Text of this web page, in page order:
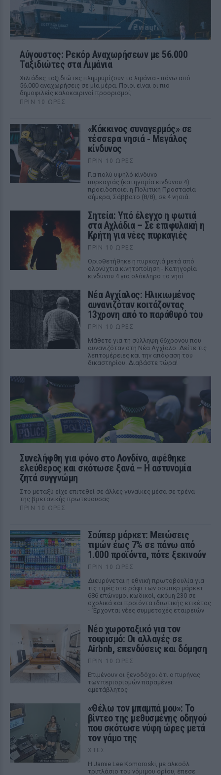
Αύγουστος: Ρεκόρ Αναχωρήσεων με 56.000
Ταξιδιώτες στα Λιμάνια
Χιλιάδες ταξιδιώτες πλημμυρίζουν τα λιμάνια - πάνω από
56.000 αναχωρήσεις σε μία μέρα. Ποιοι είναι οι πιο
δημοφιλείς καλοκαιρινοί προορισμοί;
ΠΡΙΝ 10 ΏΡΕΣ
«Κόκκινος συναγερμός» σε
τέσσερα νησιά ‑ Μεγάλος
κίνδυνος
ΠΡΙΝ 10 ΏΡΕΣ
Για πολύ υψηλό κίνδυνο
πυρκαγιάς (κατηγορία κινδύνου 4)
προειδοποιεί η Πολιτική Προστασία
σήμερα, Σάββατο (8/8), σε 4 νησιά.
Σητεία: Υπό έλεγχο η φωτιά
στα Αχλάδια – Σε επιφυλακή η
Κρήτη για νέες πυρκαγιές
ΠΡΙΝ 10 ΏΡΕΣ
Οριοθετήθηκε η πυρκαγιά μετά από
ολονύχτια κινητοποίηση - Κατηγορία
κινδύνου 4 για ολόκληρο το νησί
Νέα Αγχίαλος: Ηλικιωμένος
αυνανιζόταν κοιτάζοντας
13χρονη από το παράθυρό του
ΠΡΙΝ 10 ΏΡΕΣ
Μάθετε για τη σύλληψη 66χρονου που
αυνανιζόταν στη Νέα Αγχίαλο. Δείτε τις
λεπτομέρειες και την απόφαση του
δικαστηρίου. Διαβάστε τώρα!
Συνελήφθη για φόνο στο Λονδίνο, αφέθηκε
ελεύθερος και σκότωσε ξανά – Η αστυνομία
ζητά συγγνώμη
Στο μεταξύ είχε επιτεθεί σε άλλες γυναίκες μέσα σε τρένα
της βρετανικής πρωτεύουσας
ΠΡΙΝ 10 ΏΡΕΣ
Σούπερ μάρκετ: Μειώσεις
τιμών έως 7% σε πάνω από
1.000 προϊόντα, πότε ξεκινούν
ΠΡΙΝ 10 ΏΡΕΣ
Διευρύνεται η εθνική πρωτοβουλία για
τις τιμές στο ράφι των σούπερ μάρκετ:
686 επώνυμοι κωδικοί, ακόμη 230 σε
σχολικά και προϊόντα ιδιωτικής ετικέτας
- Έρχονται νέες συμμετοχές εταιρειών
Νέο χωροταξικό για τον
τουρισμό: Οι αλλαγές σε
Airbnb, επενδύσεις και δόμηση
ΠΡΙΝ 10 ΏΡΕΣ
Επιμένουν οι ξενοδόχοι ότι ο πυρήνας
των περιορισμών παραμένει
αμετάβλητος
«Θέλω τον μπαμπά μου»: Το
βίντεο της μεθυσμένης οδηγού
που σκότωσε νύφη ώρες μετά
τον γάμο της
ΧΤΕΣ
Η Jamie Lee Komoroski, με αλκοόλ
τριπλάσιο του νόμιμου ορίου, έπεσε